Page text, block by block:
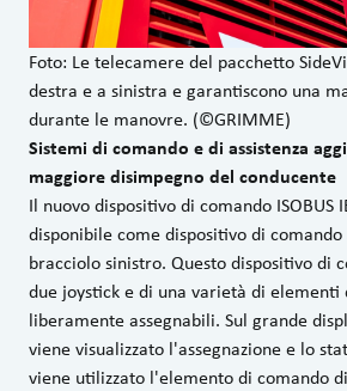
Foto: Le telecamere del pacchetto
destra e a sinistra e garantiscono una
durante le manovre. (©GRIMME)
Sistemi di comando e di assistenza
maggiore disimpegno del conducente
Il nuovo dispositivo di comando ISOBUS
disponibile come dispositivo di
bracciolo sinistro. Questo dispositivo di
due joystick e di una varietà di
liberamente assegnabili. Sul grande
viene visualizzato l'assegnazione e lo
viene utilizzato l'elemento di comando